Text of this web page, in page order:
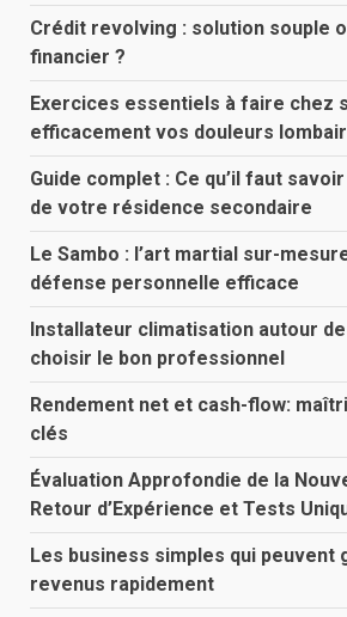
Crédit revolving : solution souple
financier ?
Exercices essentiels à faire chez
efficacement vos douleurs
Guide complet : Ce qu’il faut
de votre résidence secondaire
Le Sambo : l’art martial sur-
défense personnelle efficace
Installateur climatisation autour
choisir le bon professionnel
Rendement net et cash-flow:
clés
Évaluation Approfondie de la
Retour d’Expérience et Tests
Les business simples qui peuvent
revenus rapidement